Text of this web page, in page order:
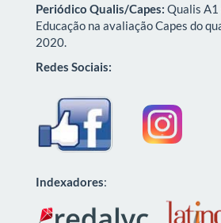
Periódico Qualis/Capes: Qualis A1
Educação na avaliação Capes do
2020.
Redes Sociais:
Indexadores: